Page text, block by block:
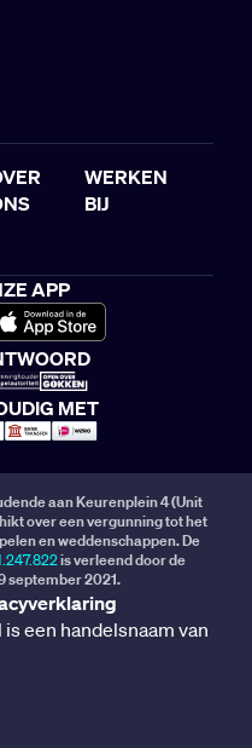
WERKEN
BIJ
APP
MET
aan Keurenplein 4 (Unit
over een vergunning tot het
en weddenschappen. De
is verleend door de
september 2021.
een handelsnaam van